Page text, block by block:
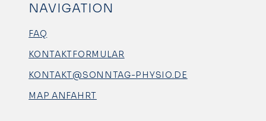
NAVIGATION
FAQ
KONTAKTFORMULAR
KONTAKT@SONNTAG-PHYSIO.DE
MAP ANFAHRT